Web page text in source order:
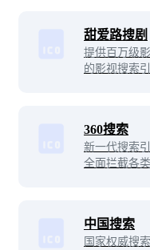
甜爱路搜剧
提供百万级
的影视搜索
360搜索
新一代搜索
全面拦截各
中国搜索
国家权威搜